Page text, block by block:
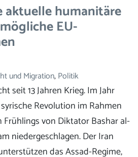
aktuelle humanitäre
EU-
und Migration, Politik
seit 13 Jahren Krieg. Im Jahr
Revolution im Rahmen
Frühlings von Diktator Bashar al-
niedergeschlagen. Der Iran
das Assad-Regime,